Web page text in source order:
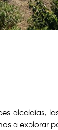
alcaldías,
a explorar